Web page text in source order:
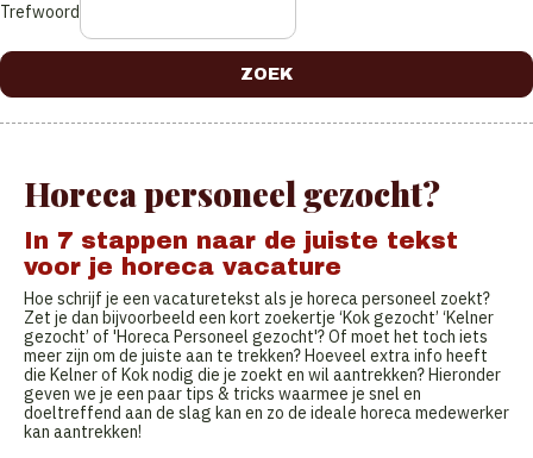
Trefwoord
Horeca personeel gezocht?
In 7 stappen naar de juiste tekst
voor je horeca vacature
Hoe schrijf je een vacaturetekst als je horeca personeel zoekt?
Zet je dan bijvoorbeeld een kort zoekertje ‘Kok gezocht’ ‘Kelner
gezocht’ of 'Horeca Personeel gezocht'? Of moet het toch iets
meer zijn om de juiste aan te trekken? Hoeveel extra info heeft
die Kelner of Kok nodig die je zoekt en wil aantrekken? Hieronder
geven we je een paar tips & tricks waarmee je snel en
doeltreffend aan de slag kan en zo de ideale horeca medewerker
kan aantrekken!